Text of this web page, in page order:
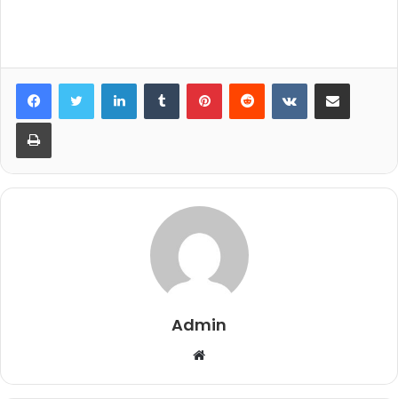
LinkedInTumblr PinterestReddit VKontakteE-Posta ile paylaş
Yazdır
Admin
Web